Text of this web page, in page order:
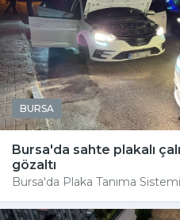
BURSA
Bursa'da sahte plakalı
gözaltı
Bursa'da Plaka Tanıma